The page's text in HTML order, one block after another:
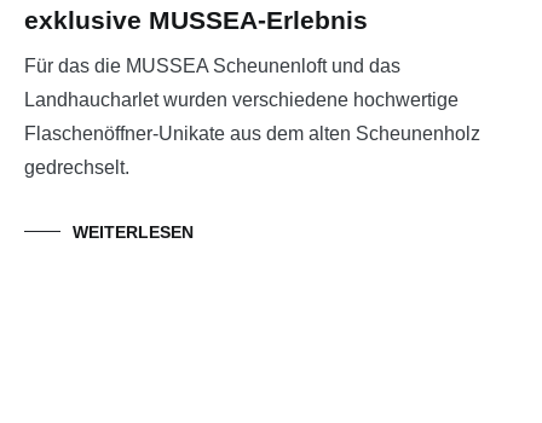
exklusive MUSSEA-Erlebnis
Für das die MUSSEA Scheunenloft und das
Landhaucharlet wurden verschiedene hochwertige
Flaschenöffner-Unikate aus dem alten Scheunenholz
gedrechselt.
WEITERLESEN